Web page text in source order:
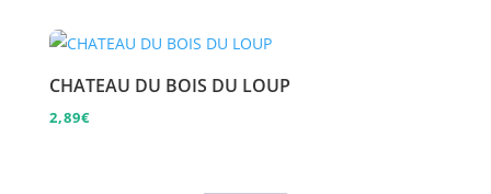
CHATEAU DU BOIS DU LOUP
2,89€